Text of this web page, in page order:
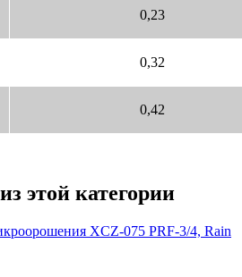
0,23
0,32
0,42
этой категории